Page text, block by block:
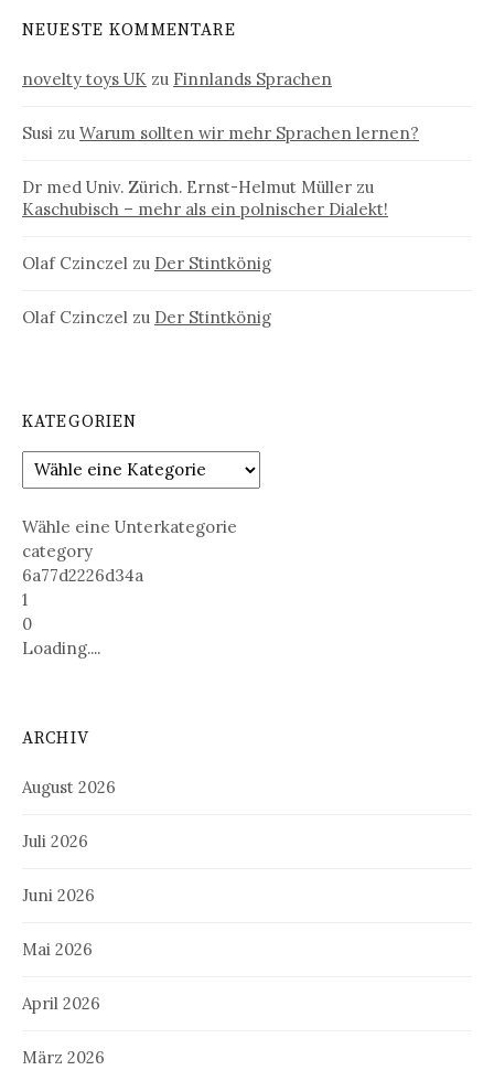
NEUESTE KOMMENTARE
novelty toys UK zu Finnlands Sprachen
Susi zu Warum sollten wir mehr Sprachen lernen?
Dr med Univ. Zürich. Ernst-Helmut Müller zu
Kaschubisch – mehr als ein polnischer Dialekt!
Olaf Czinczel zu Der Stintkönig
Olaf Czinczel zu Der Stintkönig
KATEGORIEN
Wähle eine Unterkategorie
category
6a77d2226d34a
1
0
Loading....
ARCHIV
August 2026
Juli 2026
Juni 2026
Mai 2026
April 2026
März 2026